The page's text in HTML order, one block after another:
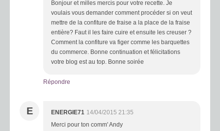
Bonjour et milles mercis pour votre recette. Je
voulais vous demander comment procéder si on veut
mettre de la confiture de fraise a la place de la fraise
entière? Faut il les faire cuire et ensuite les creuser ?
Comment la confiture va figer comme les barquettes
du commerce. Bonne continuation et félicitations
votre blog est au top. Bonne soirée
Répondre
E ENERGIE71 14/04/2015 21:35
Merci pour ton comm' Andy